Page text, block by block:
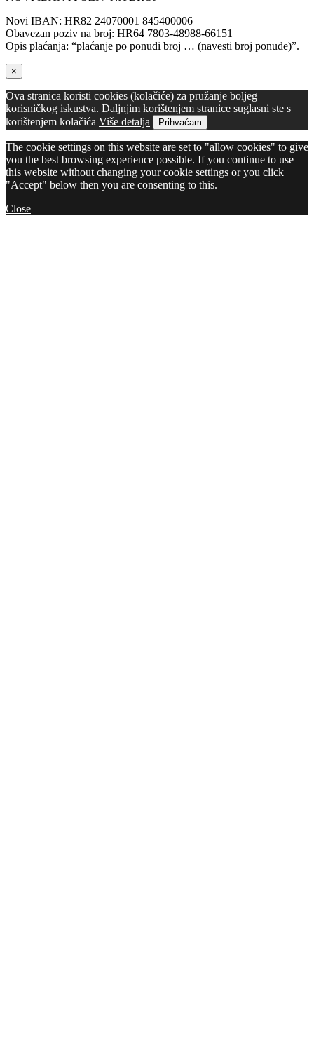
Novi IBAN: HR82 24070001 845400006
Obavezan poziv na broj: HR64 7803-48988-66151
Opis plaćanja: “plaćanje po ponudi broj … (navesti broj ponude)”.
×
Ova stranica koristi cookies (kolačiće) za pružanje boljeg
korisničkog iskustva. Daljnjim korištenjem stranice suglasni ste s
korištenjem kolačića Više detalja Prihvaćam
The cookie settings on this website are set to "allow cookies" to give
you the best browsing experience possible. If you continue to use
this website without changing your cookie settings or you click
"Accept" below then you are consenting to this.
Close